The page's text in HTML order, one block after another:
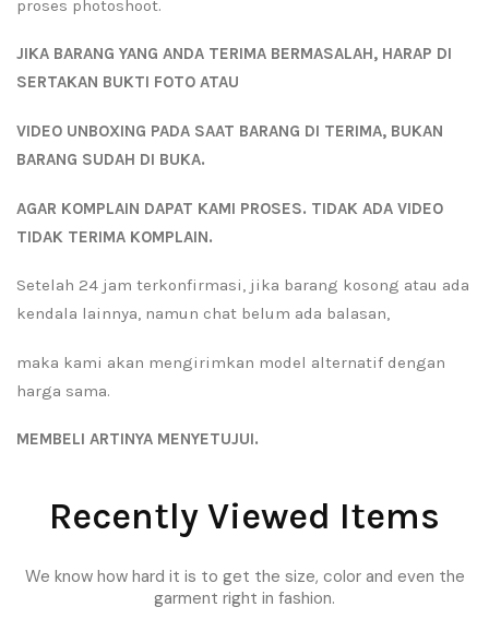
proses photoshoot.
JIKA BARANG YANG ANDA TERIMA BERMASALAH, HARAP DI
SERTAKAN BUKTI FOTO ATAU
VIDEO UNBOXING PADA SAAT BARANG DI TERIMA, BUKAN
BARANG SUDAH DI BUKA.
AGAR KOMPLAIN DAPAT KAMI PROSES. TIDAK ADA VIDEO
TIDAK TERIMA KOMPLAIN.
Setelah 24 jam terkonfirmasi, jika barang kosong atau ada
kendala lainnya, namun chat belum ada balasan,
maka kami akan mengirimkan model alternatif dengan
harga sama.
MEMBELI ARTINYA MENYETUJUI.
Recently Viewed Items
We know how hard it is to get the size, color and even the
garment right in fashion.